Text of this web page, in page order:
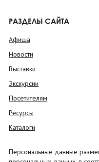
РАЗДЕЛЫ САЙТА
Афиша
Новости
Выставки
Экскурсии
Посетителям
Ресурсы
Каталоги
Персональные данные